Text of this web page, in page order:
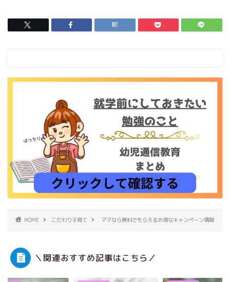
HOME こだわり子育て ママなら無料でもらえるお得なキャンペーン情報
＼関連おすすめ記事はこちら／